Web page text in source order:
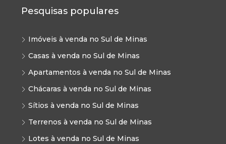
Pesquisas populares
Imóveis à venda no Sul de Minas
Casas à venda no Sul de Minas
Apartamentos à venda no Sul de Minas
Chácaras à venda no Sul de Minas
Sítios à venda no Sul de Minas
Terrenos à venda no Sul de Minas
Lotes à venda no Sul de Minas